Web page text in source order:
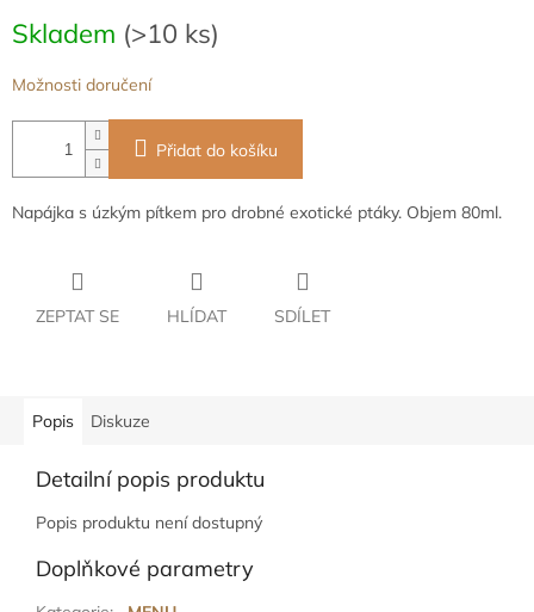
cena:
Skladem (>10 ks)
Možnosti doručení
Přidat do košíku
Napájka s úzkým pítkem pro drobné exotické ptáky. Objem 80ml.
ZEPTAT SE HLÍDAT SDÍLET
Popis Diskuze
Detailní popis produktu
Popis produktu není dostupný
Doplňkové parametry